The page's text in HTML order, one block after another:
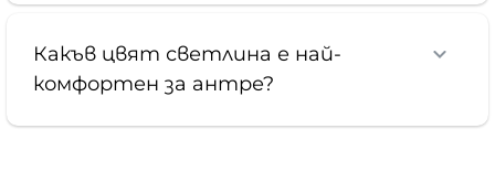
Какъв цвят светлина е най-
комфортен за антре?